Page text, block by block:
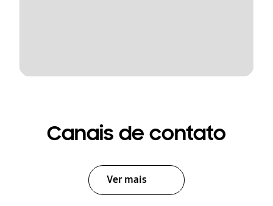
Canais de contato
Ver mais